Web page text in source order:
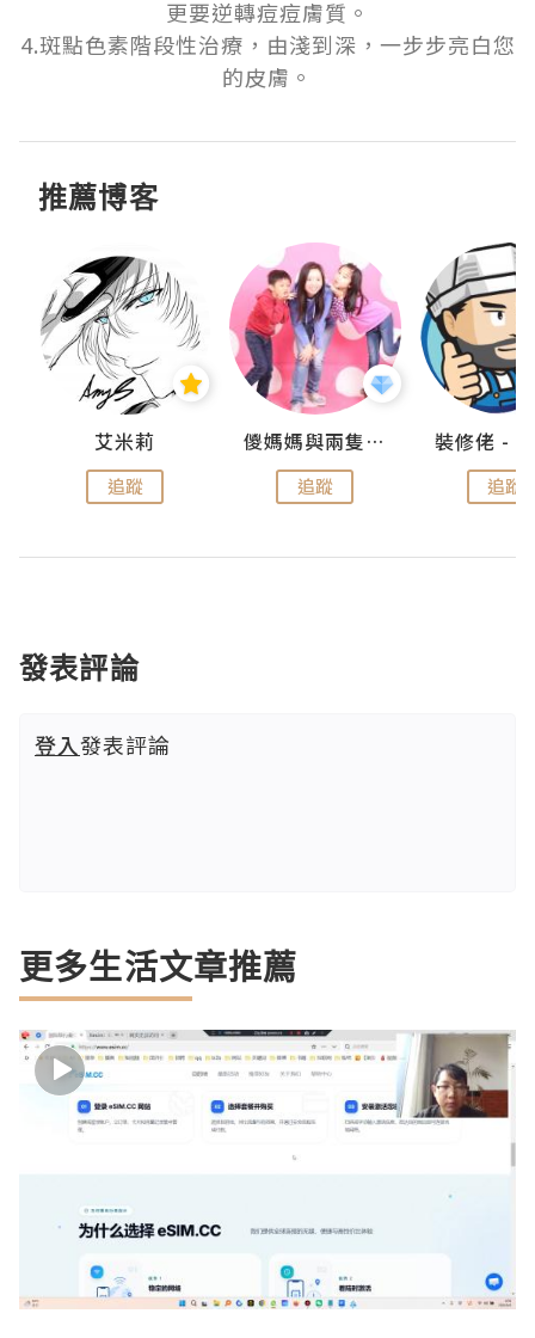
更要逆轉痘痘膚質。
4.斑點色素階段性治療，由淺到深，一步步亮白您
的皮膚。
推薦博客
艾米莉
追蹤
儍媽媽與兩隻小魔怪之家
追蹤 追蹤
發表評論
登入發表評論
更多生活文章推薦